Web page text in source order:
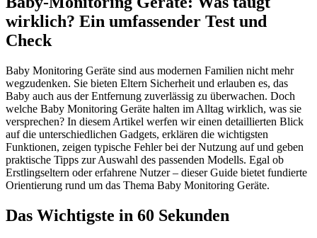
wirklich? Ein umfassender Test und
Check
Baby Monitoring Geräte sind aus modernen Familien nicht mehr
wegzudenken. Sie bieten Eltern Sicherheit und erlauben es, das
Baby auch aus der Entfernung zuverlässig zu überwachen. Doch
welche Baby Monitoring Geräte halten im Alltag wirklich, was sie
versprechen? In diesem Artikel werfen wir einen detaillierten Blick
auf die unterschiedlichen Gadgets, erklären die wichtigsten
Funktionen, zeigen typische Fehler bei der Nutzung auf und geben
praktische Tipps zur Auswahl des passenden Modells. Egal ob
Erstlingseltern oder erfahrene Nutzer – dieser Guide bietet fundierte
Orientierung rund um das Thema Baby Monitoring Geräte.
Das Wichtigste in 60 Sekunden